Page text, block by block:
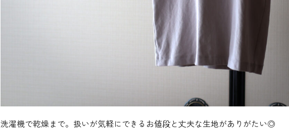
洗濯機で乾燥まで。扱いが気軽にできるお値段と丈夫な生地がありがたい◎